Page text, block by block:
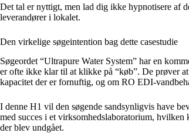
Det tal er nyttigt, men lad dig ikke hypnotisere af
leverandører i lokalet.
Den virkelige søgeintention bag dette casestudie
Søgeordet “Ultrapure Water System” har en
er ofte ikke klar til at klikke på “køb”. De prøver
kapacitet der er fornuftig, og om RO EDI-
I denne H1 vil den søgende sandsynligvis have
med succes i et virksomhedslaboratorium,
der blev undgået.